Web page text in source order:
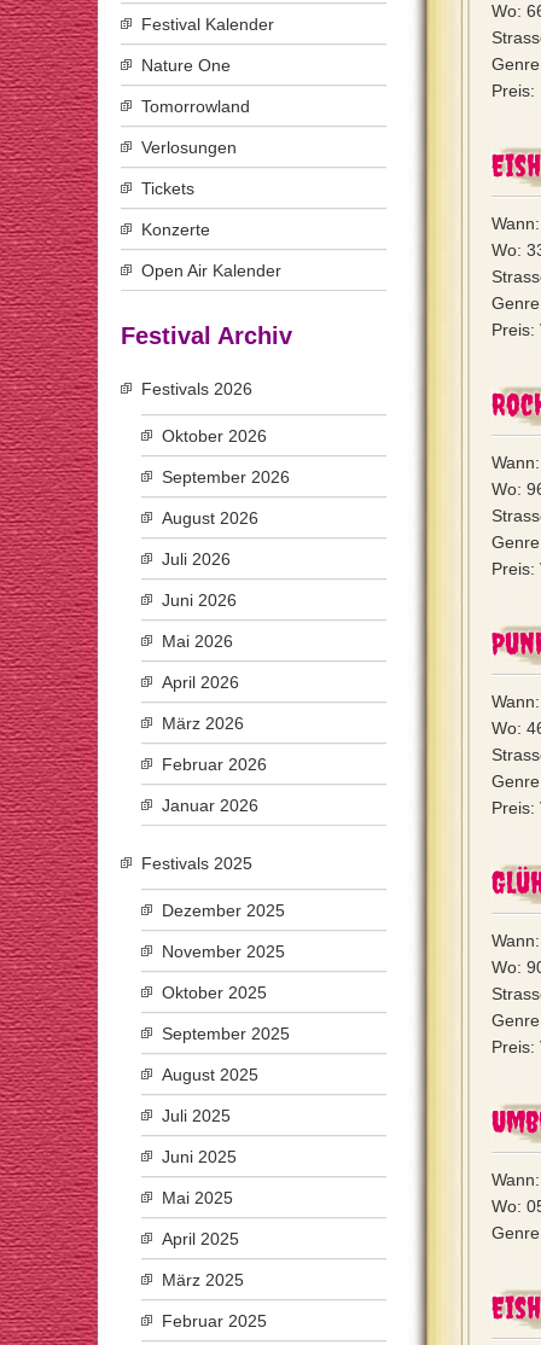
Wo:
Preis:
Wo:
Preis:
Wo:
Preis:
Wo:
Preis:
Wo:
Preis:
Wo:
Festival Kalender
Nature One
Tomorrowland
Verlosungen
Tickets
Konzerte
Open Air Kalender
Festival Archiv
Festivals 2026
Oktober 2026
September 2026
August 2026
Juli 2026
Juni 2026
Mai 2026
April 2026
März 2026
Februar 2026
Januar 2026
Festivals 2025
Dezember 2025
November 2025
Oktober 2025
September 2025
August 2025
Juli 2025
Juni 2025
Mai 2025
April 2025
März 2025
Februar 2025